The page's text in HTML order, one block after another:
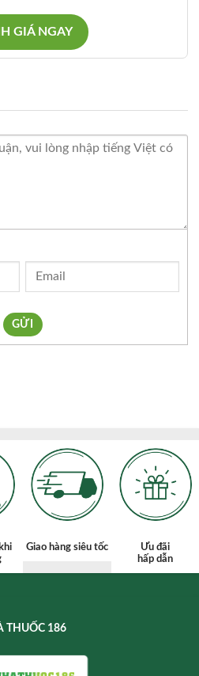
GIÁ NGAY
GỬI
khi
Giao hàng siêu tốc
Ưu đãi
hấp dẫn
THUỐC 186